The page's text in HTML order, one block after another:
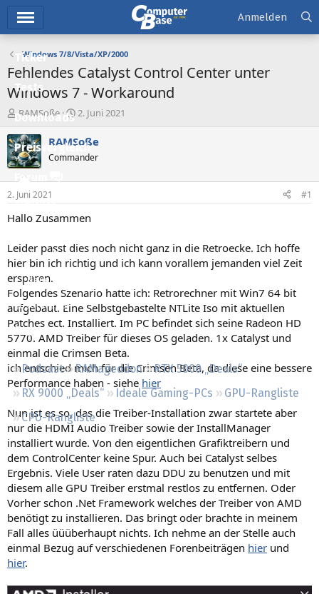
Ticker
Tests
Downloads
Preisvergleich
Forum
Aktuelles
Neue Beiträge
Neueste Aktivitäten
Leserartikel
Regeln
Podcast RAMageddon
RTX 5000 „Deals“
RX 9000 „Deals“
Ideale Gaming-PCs
GPU-Rangliste
CPU-Rangliste
Anmelden
Windows 7/8/Vista/XP/2000
Fehlendes Catalyst Control Center unter
Windows 7 - Workaround
E
r
s
t
e
e
r
RAMSoße
E
s
e
t
a
2. Juni 2021
RAMSoße
Commander
2. Juni 2021 #1
Hallo Zusammen
Leider passt dies noch nicht ganz in die Retroecke. Ich hoffe
hier bin ich richtig und ich kann vorallem jemanden viel Zeit
ersparen.
Folgendes Szenario hatte ich: Retrorechner mit Win7 64 bit
aufgebaut. Eine Selbstgebastelte NTLite Iso mit aktuellen
Patches ect. Installiert. Im PC befindet sich seine Radeon HD
5770. AMD Treiber für dieses OS geladen. 1x Catalyst und
einmal die Crimsen Beta.
ich entschied mich für die Crimsen Beta, da diese eine bessere
Performance haben - siehe hier
Nun ist es so, das die Treiber-Installation zwar startete aber
nur die HDMI Audio Treiber sowie der InstallManager
installiert wurde. Von den eigentlichen Grafiktreibern und
dem ControlCenter keine Spur. Auch bei Catalyst selbes
Ergebnis. Viele User raten dazu DDU zu benutzen und mit
diesem alle GPU Treiber erstmal restlos zu entfernen. Oder
Vorher schon .Net Framework welches der Treiber von AMD
benötigt zu installieren. Das bringt oder brachte in meinem
Fall alles üüüberhaupt nichts. Ich nehme an der Stelle auch
einmal Bezug auf verschiedenen Forenbeiträgen hier und
hier.